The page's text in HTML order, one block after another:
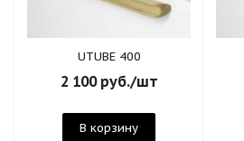
UTUBE 400
2 100руб./шт
В корзину